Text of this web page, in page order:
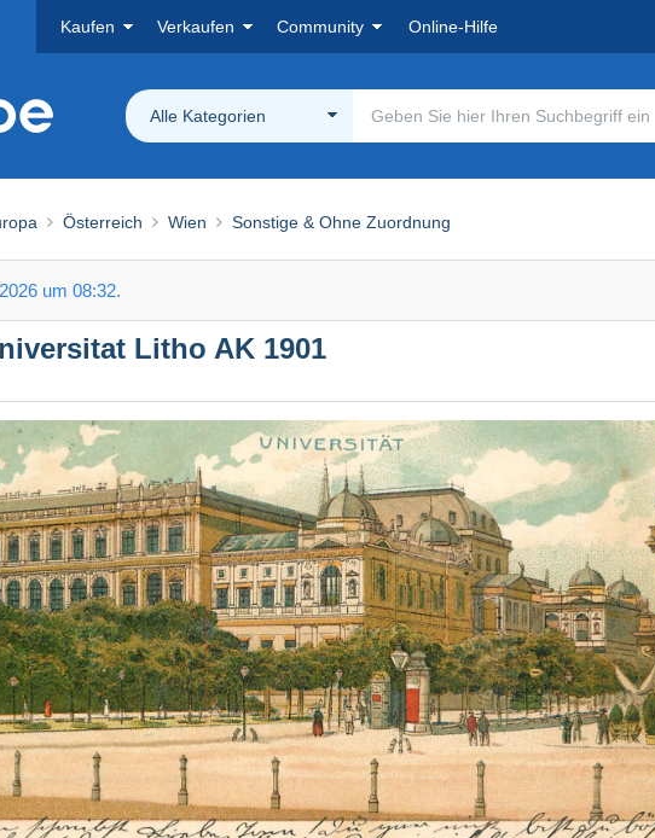
Kaufen Verkaufen Community Online-Hilfe
Alle Kategorien
Österreich Wien Sonstige & Ohne Zuordnung
um 08:32.
Litho AK 1901